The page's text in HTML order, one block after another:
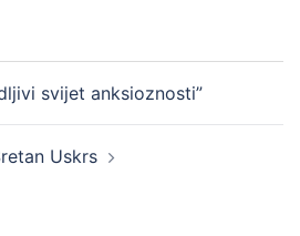
svijet anksioznosti”
Uskrs